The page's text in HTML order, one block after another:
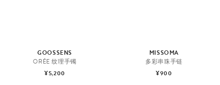
GOOSSENS
ORÉE 纹理手镯
¥5,200
MISSOMA
多彩串珠手链
¥900